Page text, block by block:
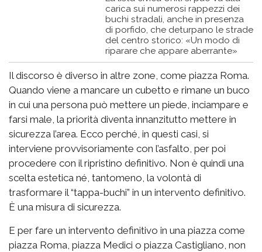
carica sui numerosi rappezzi dei
buchi stradali, anche in presenza
di porfido, che deturpano le strade
del centro storico: «Un modo di
riparare che appare aberrante»
Il discorso è diverso in altre zone, come piazza Roma.
Quando viene a mancare un cubetto e rimane un buco
in cui una persona può mettere un piede, inciampare e
farsi male, la priorità diventa innanzitutto mettere in
sicurezza l’area. Ecco perché, in questi casi, si
interviene provvisoriamente con l’asfalto, per poi
procedere con il ripristino definitivo. Non è quindi una
scelta estetica né, tantomeno, la volontà di
trasformare il “tappa-buchi” in un intervento definitivo.
È una misura di sicurezza.
E per fare un intervento definitivo in una piazza come
piazza Roma, piazza Medici o piazza Castigliano, non